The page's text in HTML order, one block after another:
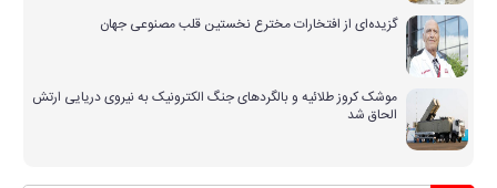
گزیده‌ای از افتخارات مخترع نخستین قلب مصنوعی جهان
موشک کروز طلائیه و بالگردهای جنگ الکترونیک به نیروی دریایی ارتش
الحاق شد